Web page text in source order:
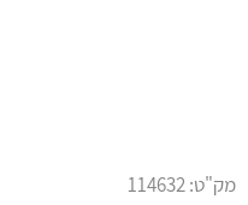
מק"ט:114632